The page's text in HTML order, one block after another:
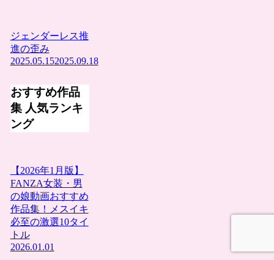
ジェンダーレス推
進の歪み
2025.05.152025.09.18
おすすめ作品
集 人気ランキ
ング
【2026年1月版】
FANZA女装・男
の娘動画おすすめ
作品集！メスイキ
必至の激選10タイ
トル
2026.01.01